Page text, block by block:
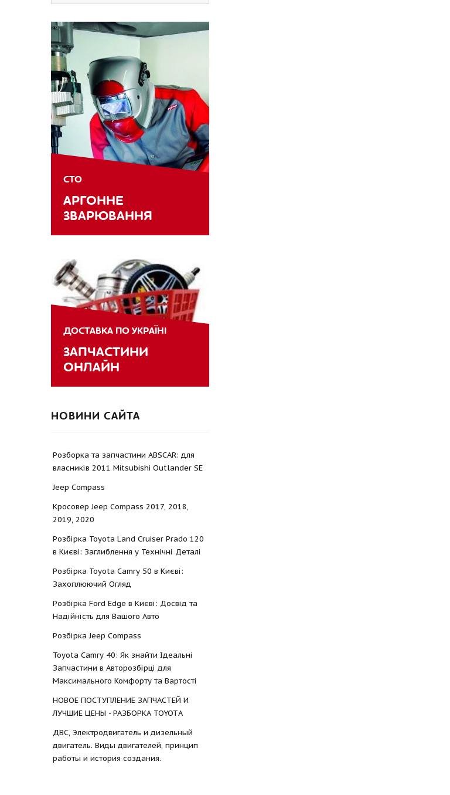
СТО
АРГОННЕ
ЗВАРЮВАННЯ
ДОСТАВКА ПО УКРАЇНІ
ЗАПЧАСТИНИ
ОНЛАЙН
НОВИНИ САЙТА
Розборка та запчастини ABSCAR: для
власників 2011 Mitsubishi Outlander SE
Jeep Compass
Кросовер Jeep Compass 2017, 2018,
2019, 2020
Розбірка Toyota Land Cruiser Prado 120
в Києві: Заглиблення у Технічні Деталі
Розбірка Toyota Camry 50 в Києві:
Захоплюючий Огляд
Розбірка Ford Edge в Києві: Досвід та
Надійність для Вашого Авто
Розбірка Jeep Compass
Toyota Camry 40: Як знайти Ідеальні
Запчастини в Авторозбірці для
Максимального Комфорту та Вартості
НОВОЕ ПОСТУПЛЕНИЕ ЗАПЧАСТЕЙ И
ЛУЧШИЕ ЦЕНЫ - РАЗБОРКА TOYOTА
ДВС, Электродвигатель и дизельный
двигатель. Виды двигателей, принцип
работы и история создания.